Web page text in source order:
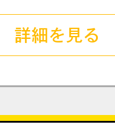
詳細を見る